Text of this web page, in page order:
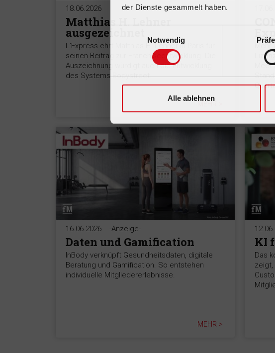
der Dienste gesammelt haben.
Einwilligungsauswahl
Notwendig
Alle ablehnen
18.06.2026
Matthias H. Lehner
ausgezeichnet
L’Express ehrt Matthias H. Lehner in Paris für
seinen Beitrag zur Franchiseentwicklung. Die
Auszeichnung würdigt auch die Entwicklung
des Systems Bodystreet.
MEHR >
16.06.2026 -Anzeige-
Daten und Gamification
InBody verknüpft Gesundheitsdaten, digitale
Beratung und Gamification. So entstehen
individuelle Mitgliedererlebnisse.
MEHR >
KI
Das
zeigt,